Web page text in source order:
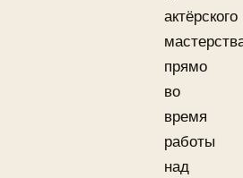
актёрского
прямо
во
время
работы
над